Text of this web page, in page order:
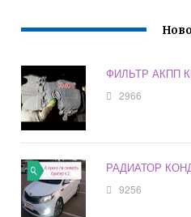
ФИЛЬТР АКПП
2966
РАДИАТОР
9256